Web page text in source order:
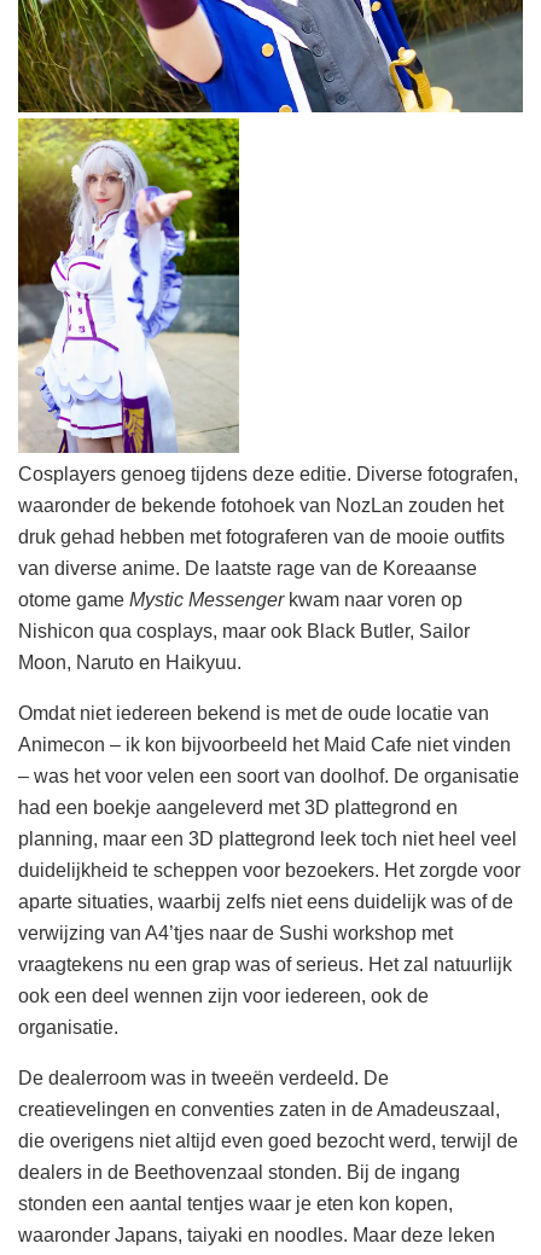
Cosplayers genoeg tijdens deze editie. Diverse fotografen,
waaronder de bekende fotohoek van NozLan zouden het
druk gehad hebben met fotograferen van de mooie outfits
van diverse anime. De laatste rage van de Koreaanse
otome game Mystic Messengerkwam naar voren op
Nishicon qua cosplays, maar ook Black Butler, Sailor
Moon, Naruto en Haikyuu.
Omdat niet iedereen bekend is met de oude locatie van
Animecon – ik kon bijvoorbeeld het Maid Cafe niet vinden
– was het voor velen een soort van doolhof. De organisatie
had een boekje aangeleverd met 3D plattegrond en
planning, maar een 3D plattegrond leek toch niet heel veel
duidelijkheid te scheppen voor bezoekers. Het zorgde voor
aparte situaties, waarbij zelfs niet eens duidelijk was of de
verwijzing van A4’tjes naar de Sushi workshop met
vraagtekens nu een grap was of serieus. Het zal natuurlijk
ook een deel wennen zijn voor iedereen, ook de
organisatie.
De dealerroom was in tweeën verdeeld. De
creatievelingen en conventies zaten in de Amadeuszaal,
die overigens niet altijd even goed bezocht werd, terwijl de
dealers in de Beethovenzaal stonden. Bij de ingang
stonden een aantal tentjes waar je eten kon kopen,
waaronder Japans, taiyaki en noodles. Maar deze leken